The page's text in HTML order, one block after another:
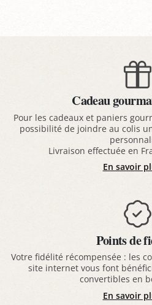
Cadeau
Pour les cadeaux et paniers
possibilité de joindre au colis
Livraison effectuée en
En savoir
Points de
Votre fidélité récompensée : les
site internet vous font
convertibles en
En savoir